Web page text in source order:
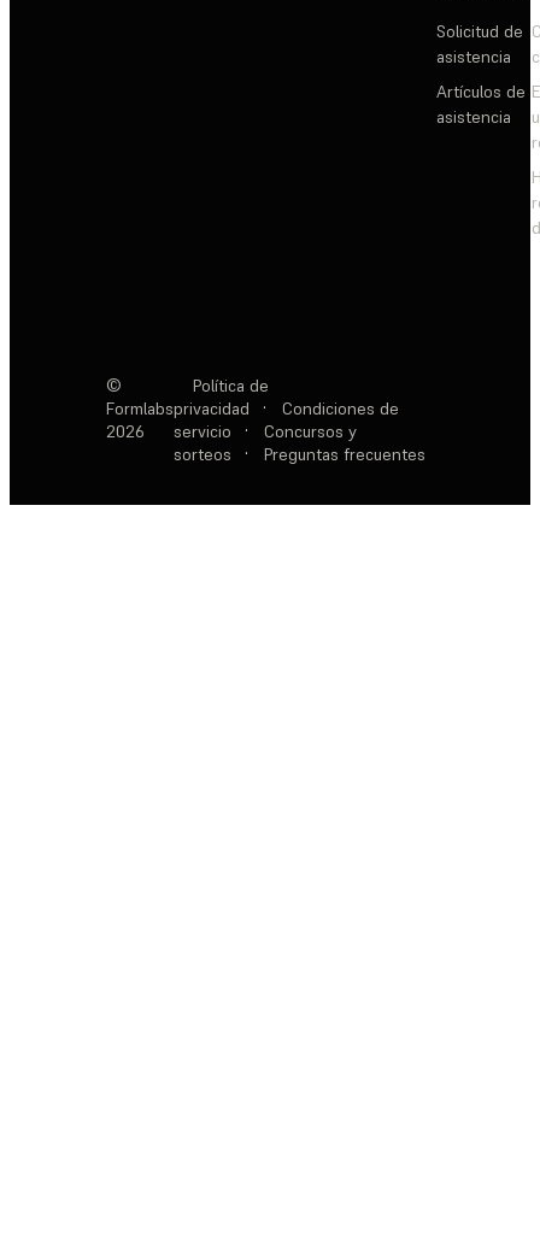
Solicitud de
asistencia
Artículos de
asistencia
©
Formlabs
2026
Política de
privacidad
·
Condiciones de
servicio
·
Concursos y
sorteos
· Preguntas frecuentes